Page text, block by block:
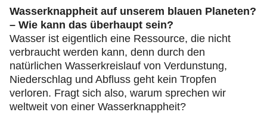
Wasserknappheit auf unserem blauen Planeten?
– Wie kann das überhaupt sein?
Wasser ist eigentlich eine Ressource, die nicht
verbraucht werden kann, denn durch den
natürlichen Wasserkreislauf von Verdunstung,
Niederschlag und Abfluss geht kein Tropfen
verloren. Fragt sich also, warum sprechen wir
weltweit von einer Wasserknappheit?